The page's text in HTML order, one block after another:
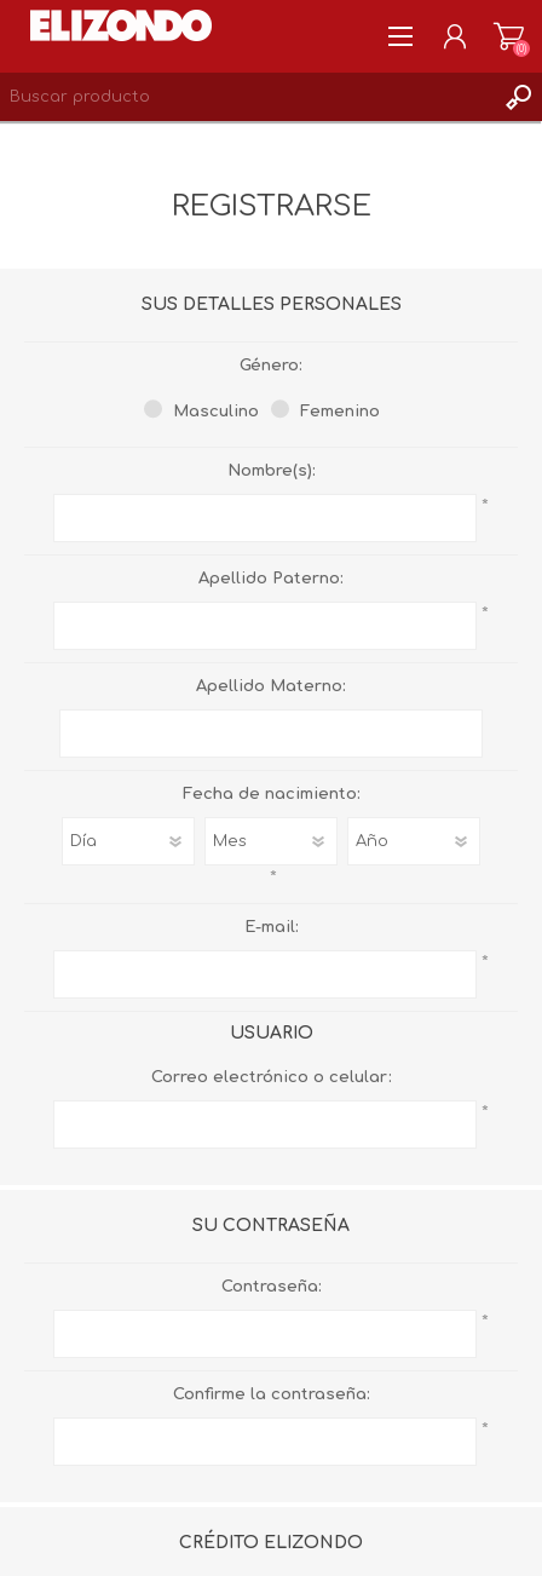
(0)
REGISTRARSE
SUS DETALLES PERSONALES
Género:
Masculino Femenino
Nombre(s):
*
Apellido Paterno:
*
Apellido Materno:
Fecha de nacimiento:
*
E-mail:
*
USUARIO
Correo electrónico o celular:
*
SU CONTRASEÑA
Contraseña:
*
Confirme la contraseña:
*
CRÉDITO ELIZONDO